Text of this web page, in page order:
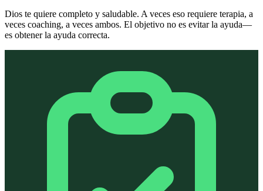
Dios te quiere completo y saludable. A veces eso requiere terapia, a
veces coaching, a veces ambos. El objetivo no es evitar la ayuda—
es obtener la ayuda correcta.